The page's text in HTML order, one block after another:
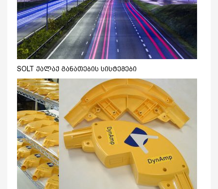
SOLT ქალაქ განათების სისტემები